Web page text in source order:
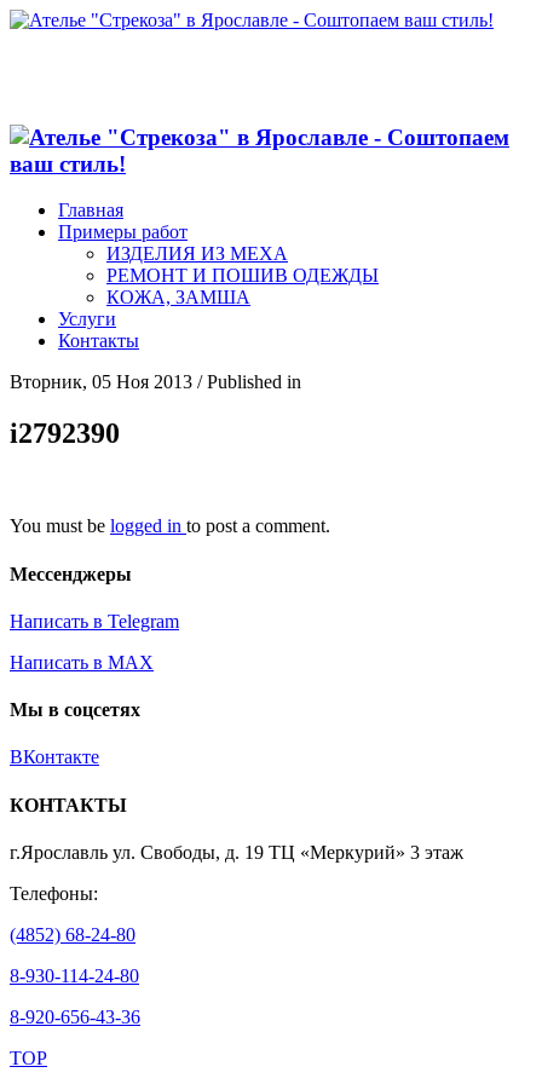
Главная
Примеры работ
ИЗДЕЛИЯ ИЗ МЕХА
РЕМОНТ И ПОШИВ ОДЕЖДЫ
КОЖА, ЗАМША
Услуги
Контакты
Вторник, 05 Ноя 2013 /Published in
i2792390
You must be logged in to post a comment.
Мессенджеры
Написать в Telegram
Написать в MAX
Мы в соцсетях
ВКонтакте
КОНТАКТЫ
г.Ярославль ул. Свободы, д. 19 ТЦ «Меркурий» 3 этаж
Телефоны:
(4852) 68-24-80
8-930-114-24-80
8-920-656-43-36
TOP